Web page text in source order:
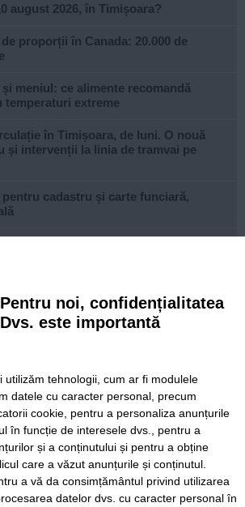
august 2026, în Timișoara?
proporții în Canada: 20.000 de
meniul: ce alimente recomandă
temperaturi extreme
în Timișoara, de luni. O nouă
și intervenții la linia de tramvai pe
cadastru și carte funciară,
august 2026, în Timișoara?
romantic de stagiune la Opera din
din Imperiul Roman, scoasă la
al Dunării
centrului pietonal al Lugojului.
de lei, finanțat european
Pentru noi, confidențialitatea
Dvs. este importantă
utilizăm tehnologii, cum ar fi modulele
datele cu caracter personal, precum
cookie, pentru a personaliza anunțurile
în funcție de interesele dvs., pentru a
și a conținutului și pentru a obține
care a văzut anunțurile și conținutul.
a vă da consimțământul privind utilizarea
datelor dvs. cu caracter personal în